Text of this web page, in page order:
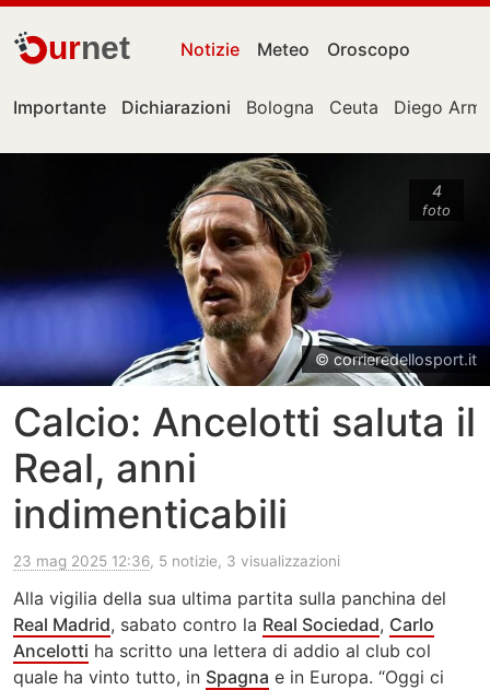
urnet Notizie Meteo Oroscopo
Importante Dichiarazioni Bologna Ceuta Diego
4
foto
© corrieredellosport.it
Calcio: Ancelotti saluta il
Real, anni
indimenticabili
23 mag 2025 12:36, 5 notizie, 3 visualizzazioni
Alla vigilia della sua ultima partita sulla panchina del
Real Madrid, sabato contro la Real Sociedad, Carlo
Ancelotti ha scritto una lettera di addio al club col
quale ha vinto tutto, in Spagna e in Europa. “Oggi ci